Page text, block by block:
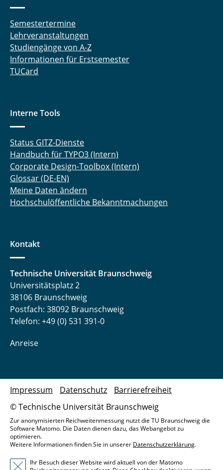
Semestertermine
Lehrveranstaltungen
Studiengänge von A-Z
Informationen für Erstsemester
TUCard
Interne Tools
Status GITZ-Dienste
Handbuch für TYPO3 (Intern)
Corporate Design-Toolbox (Intern)
Glossar (DE-EN)
Meine Daten ändern
Hochschulöffentliche Bekanntmachungen
Kontakt
Technische Universität Braunschweig
Universitätsplatz 2
38106 Braunschweig
Postfach: 38092 Braunschweig
Telefon: +49 (0) 531 391-0
Anreise
© Technische Universität Braunschweig
Impressum Datenschutz Barrierefreiheit
Zur anonymisierten Reichweitenmessung nutzt die TU Braunschweig die
Software Matomo. Die Daten dienen dazu, das Webangebot zu
optimieren.
Weitere Informationen finden Sie in unserer Datenschutzerklärung.
Ihr Besuch dieser Website wird aktuell von der Matomo